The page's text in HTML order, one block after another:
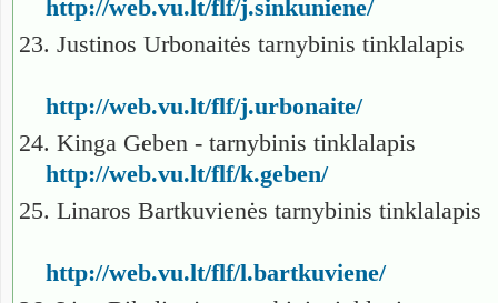
http://web.vu.lt/flf/j.sinkuniene/
23. Justinos Urbonaitės tarnybinis tinklalapis
http://web.vu.lt/flf/j.urbonaite/
24. Kinga Geben - tarnybinis tinklalapis
http://web.vu.lt/flf/k.geben/
25. Linaros Bartkuvienės tarnybinis tinklalapis
http://web.vu.lt/flf/l.bartkuviene/